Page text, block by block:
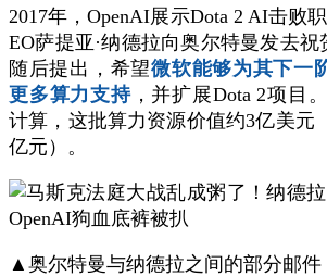
2017年，OpenAI展示Dota 2 AI击败
EO萨提亚·纳德拉向奥尔特曼发去
随后提出，希望微软能够为其下一
更多算力支持，并扩展Dota 2项目
计算，这批算力资源价值约3亿美元
亿元）。
▲奥尔特曼与纳德拉之间的部分邮件